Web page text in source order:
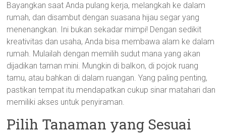
Bayangkan saat Anda pulang kerja, melangkah ke dalam
rumah, dan disambut dengan suasana hijau segar yang
menenangkan. Ini bukan sekadar mimpi! Dengan sedikit
kreativitas dan usaha, Anda bisa membawa alam ke dalam
rumah. Mulailah dengan memilih sudut mana yang akan
dijadikan taman mini. Mungkin di balkon, di pojok ruang
tamu, atau bahkan di dalam ruangan. Yang paling penting,
pastikan tempat itu mendapatkan cukup sinar matahari dan
memiliki akses untuk penyiraman.
Pilih Tanaman yang Sesuai